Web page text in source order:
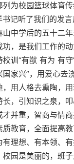
列为校园篮球体育
记听了我们的发
中学后的五十二
功，是我们工作的
训“有猷 有为 有
家兴”，用爱心去
，用人格去熏陶，
，引知识之泉，
才并重，智商与情
教育，全面提高
理想、有本领、有
园是美丽的，班